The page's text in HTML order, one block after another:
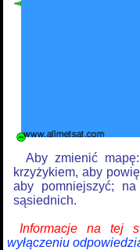
Aby zmienić
krzyżykiem, aby
aby pomniejszyć;
sąsiednich.
Informacje na tej
wyłączeniu